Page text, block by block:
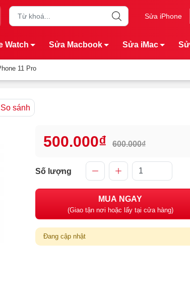
Sửa iPhone
Watch Sửa Macbook Sửa iMac
11 Pro
So sánh
500.000₫ 600.000₫
Số lượng
MUA NGAY
(Giao tận nơi hoặc lấy tại cửa hàng)
Đang cập nhật